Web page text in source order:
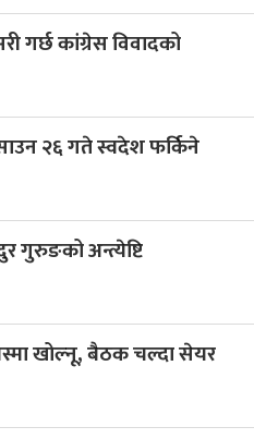
गर्छ कांग्रेस विवादको
२६ गते स्वदेश फर्किने
गुरुङको अन्त्येष्टि
खोल्नू, बैठक चल्दा सेयर